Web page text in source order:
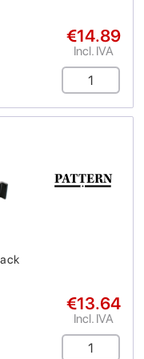
€14.89
Incl. IVA
€13.64
Incl. IVA